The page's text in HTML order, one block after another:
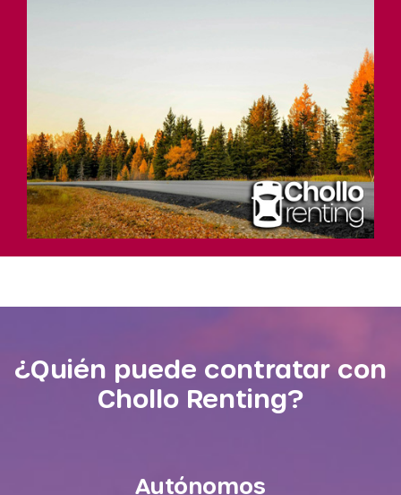
¿Quién puede contratar con
Chollo Renting?
Autónomos